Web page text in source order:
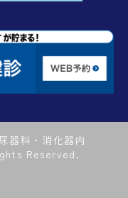
器科・消化器内
Reserved.